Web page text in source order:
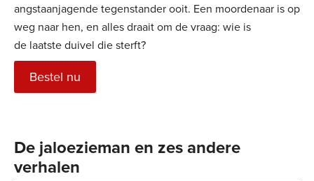
angstaanjagende tegenstander ooit. Een moordenaar is op
weg naar hen, en alles draait om de vraag: wie is
de laatste duivel die sterft?
Bestel nu
De jaloezieman en zes andere
verhalen